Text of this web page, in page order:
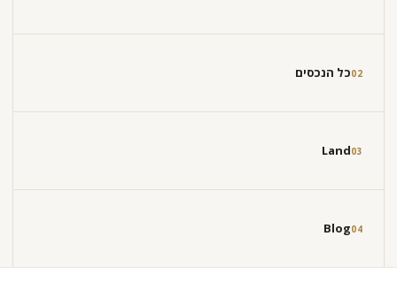
02כל הנכסים
03
Land
04
Blog